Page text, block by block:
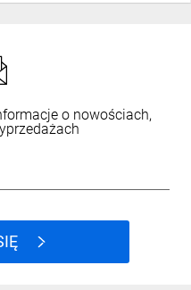
o nowościach,